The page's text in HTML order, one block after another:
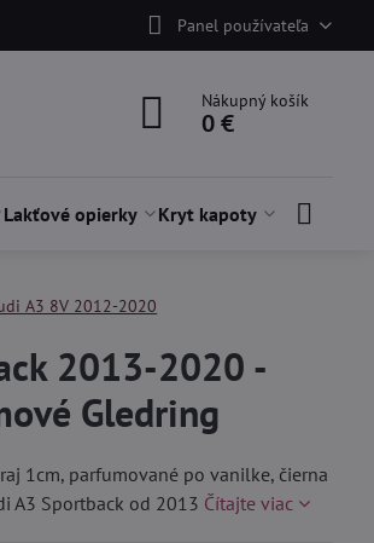
Panel používateľa
Nákupný košík
0 €
Lakťové opierky Kryt kapoty
A3 8V 2012-2020
2013-2020 -
Gledring
1cm, parfumované po vanilke, čierna
A3 Sportback od 2013 Čítajte viac